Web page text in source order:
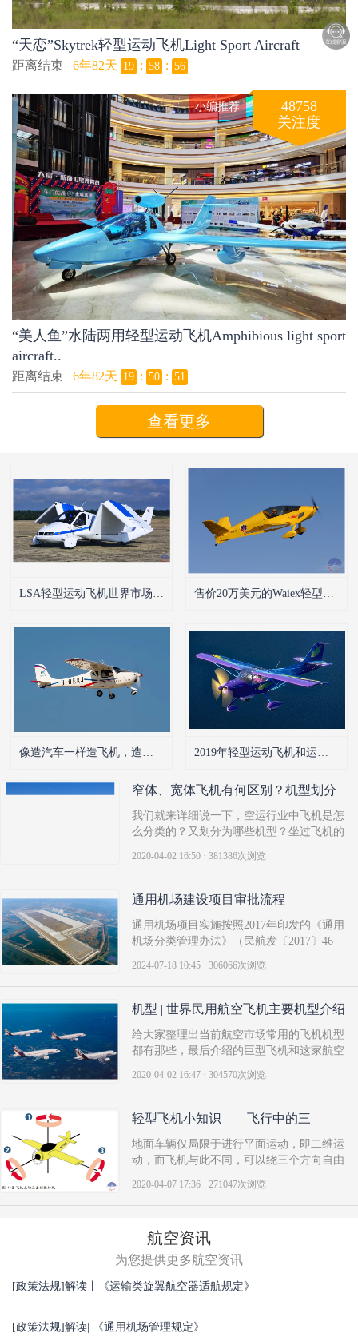
“天恋”Skytrek轻型运动飞机Light Sport Aircraft
距离结束 6年82天 19 : 58 : 55
“美人鱼”水陆两用轻型运动飞机Amphibious light sport
aircraft..
小编推荐
48758
关注度
距离结束 6年82天 19 : 50 : 50
查看更多
像造汽车一样造飞机，造咱老百姓也买得起的飞机 2019年轻型运动飞机和运动飞行员套材飞机市场份额报告LSA and SP Kit Marke..
窄体、宽体飞机有何区别？机型划分
一次性说清楚！
我们就来详细说一下，空运行业中飞机是怎
么分类的？又划分为哪些机型？坐过飞机的
个相对的概念。事实上，飞机可以分为窄体
飞机和宽体飞机两种。这种分类方法就是按
照机身的宽度来划分的。窄体飞机机身宽度
2020-04-02 16:50 · 381386次浏览
通用机场建设项目审批流程
通用机场项目实施按照2017年印发的《通用
机场分类管理办法》（民航发〔2017〕46
《关于实施<通用机场分类管理办法>有关事
项的通知》（民航发〔2018〕18号）、2019
年印发的《B类通用机场备案办法（试
2024-07-18 10:45 · 306066次浏览
机型 | 世界民用航空飞机主要机型介绍
给大家整理出当前航空市场常用的飞机机型
都有那些，最后介绍的巨型飞机和这家航空
客机基本被美国的波音公司（Boeing）和欧
洲的空中客车公司（Airbus）二分天下，绝
大多数世界主流的国家和地区航空公司均选
2020-04-02 16:47 · 304570次浏览
轻型飞机小知识——飞行中的三
个“轴”
地面车辆仅局限于进行平面运动，即二维运
动，而飞机与此不同，可以绕三个方向自由
进行三种基本运动，每种运动都各自绕三个
座标轴中的一个轴运动，这三个轴或这种运
轴，即横轴..
2020-04-07 17:36 · 271047次浏览
航空资讯
为您提供更多航空资讯
[政策法规]解读丨《运输类旋翼航空器适航规定》
[政策法规]解读| 《通用机场管理规定》